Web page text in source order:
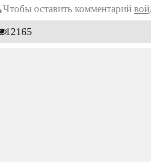
Чтобы оставить комментарий
12165